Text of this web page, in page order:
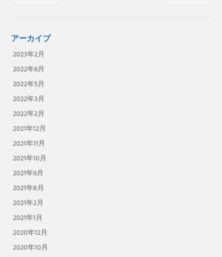
ゲ
シ
ョ
ン
アーカイブ
2023年2月
2022年6月
2022年5月
2022年3月
2022年2月
2021年12月
2021年11月
2021年10月
2021年9月
2021年8月
2021年2月
2021年1月
2020年12月
2020年10月